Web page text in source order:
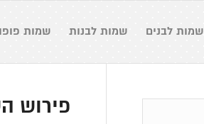
שמות לבנים שמות לבנות שמות
פירוש